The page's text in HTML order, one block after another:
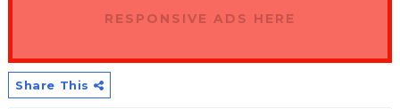
RESPONSIVE ADS HERE
Share This